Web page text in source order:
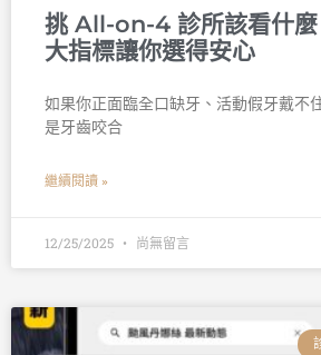
挑 All-on-4 診所該看什麼
大指標讓你選得安心
如果你正面臨全口缺牙、活動假牙戴不
是牙齒咬合
繼續閱讀 »
12/25/2025 尚無留言